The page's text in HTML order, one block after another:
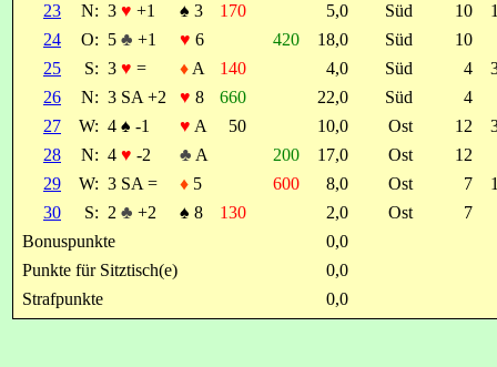
23
N: 3 ♥ +1 ♠ 3 170 5,0 Süd 10
24
O: 5 ♣ +1 ♥ 6 420 18,0 Süd
10
25
S: 3 ♥ = ♦ A 140 4,0 Süd 4
26
N: 3 SA +2 ♥ 8 660 22,0 Süd
4
27
W: 4 ♠ -1 ♥ A 50 10,0 Ost 12
28
N: 4 ♥ -2 ♣ A 200 17,0 Ost
12
29
W: 3 SA = ♦ 5 600 8,0 Ost 7
30
S: 2 ♣ +2 ♠ 8 130 2,0 Ost
7
Bonuspunkte
0,0
Punkte für Sitztisch(e)
0,0
Strafpunkte
0,0